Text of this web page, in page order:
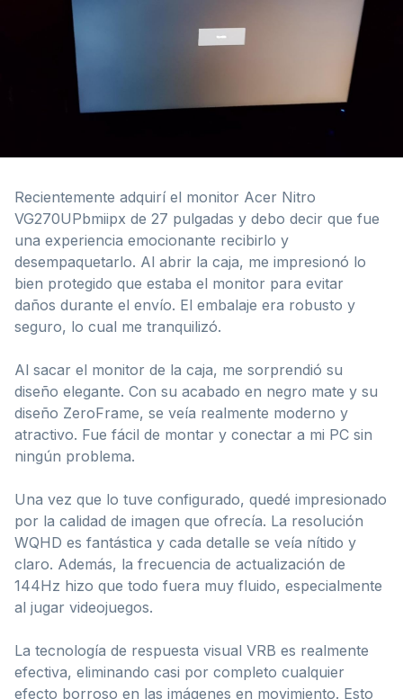
Recientemente adquirí el monitor Acer Nitro
VG270UPbmiipx de 27 pulgadas y debo decir que fue
una experiencia emocionante recibirlo y
desempaquetarlo. Al abrir la caja, me impresionó lo
bien protegido que estaba el monitor para evitar
daños durante el envío. El embalaje era robusto y
seguro, lo cual me tranquilizó.
Al sacar el monitor de la caja, me sorprendió su
diseño elegante. Con su acabado en negro mate y su
diseño ZeroFrame, se veía realmente moderno y
atractivo. Fue fácil de montar y conectar a mi PC sin
ningún problema.
Una vez que lo tuve configurado, quedé impresionado
por la calidad de imagen que ofrecía. La resolución
WQHD es fantástica y cada detalle se veía nítido y
claro. Además, la frecuencia de actualización de
144Hz hizo que todo fuera muy fluido, especialmente
al jugar videojuegos.
La tecnología de respuesta visual VRB es realmente
efectiva, eliminando casi por completo cualquier
efecto borroso en las imágenes en movimiento. Esto